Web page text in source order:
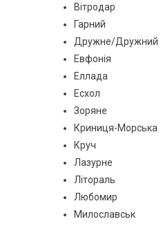
Вітродар
Гарний
Дружне/Дружний
Евфонія
Еллада
Есхол
Зоряне
Криниця-Морська
Круч
Лазурне
Літораль
Любомир
Милославськ